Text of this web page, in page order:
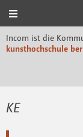
Incom ist die
kunsthochschule
KE